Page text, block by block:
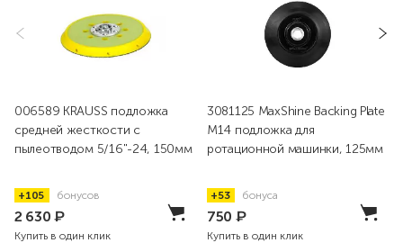
006589 KRAUSS подложка
средней жесткости с
пылеотводом 5/16"-24, 150мм
+105 бонусов
2 630₽
Купить в один клик
3081125 MaxShine Backing Plate
M14 подложка для
ротационной машинки, 125мм
+53 бонуса
750 ₽
Купить в один клик